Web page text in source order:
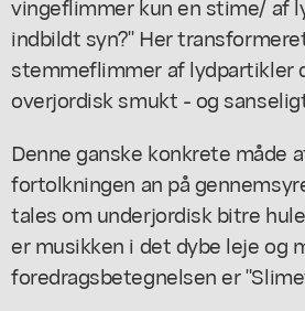
indbildt syn?" Her
stemmeflimmer af lydpartikler
overjordisk smukt - og
Denne ganske konkrete måde
fortolkningen an på
tales om underjordisk bitre
er musikken i det dybe leje og
foredragsbetegnelsen er